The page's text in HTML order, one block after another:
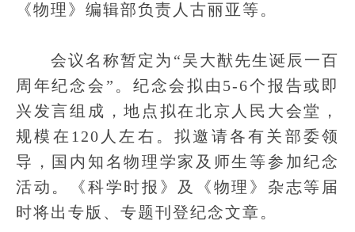
《物理》编辑部负责人古丽亚等。
会议名称暂定为“吴大猷先生诞辰一百
周年纪念会”。纪念会拟由5-6个报告或即
兴发言组成，地点拟在北京人民大会堂，
规模在120人左右。拟邀请各有关部委领
导，国内知名物理学家及师生等参加纪念
活动。《科学时报》及《物理》杂志等届
时将出专版、专题刊登纪念文章。